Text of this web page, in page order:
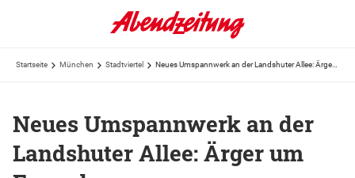
Startseite München Stadtviertel
Neues Umspannwerk an der
Landshuter Allee: Ärger um